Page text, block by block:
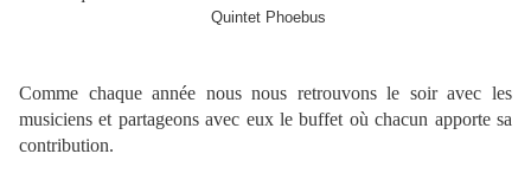
Quintet Phoebus
Comme chaque année nous nous retrouvons le soir avec les
musiciens et partageons avec eux le buffet où chacun apporte sa
contribution.